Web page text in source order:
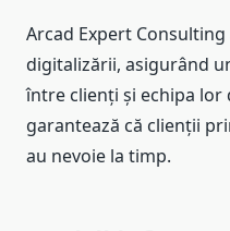
Arcad Expert
digitalizării, asigurând
între clienți și echipa lor
garantează că clienții
au nevoie la timp.